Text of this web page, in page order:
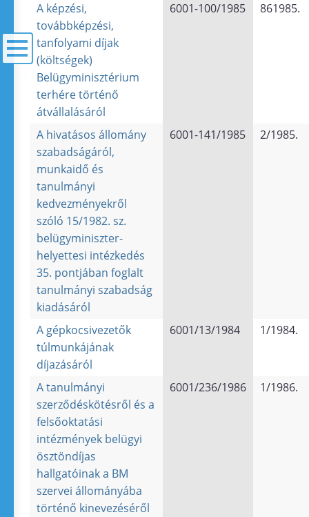
A képzési,
továbbképzési,
tanfolyami díjak
(költségek)
Belügyminisztérium
terhére történő
átvállalásáról
6001-100/1985 861985.
A hivatásos állomány
szabadságáról,
munkaidő és
tanulmányi
kedvezményekről
szóló 15/1982. sz.
belügyminiszter-
helyettesi intézkedés
35. pontjában foglalt
tanulmányi szabadság
kiadásáról
6001-141/1985 2/1985.
A gépkocsivezetők
túlmunkájának
díjazásáról
6001/13/1984 1/1984.
A tanulmányi
szerződéskötésről és a
felsőoktatási
intézmények belügyi
ösztöndíjas
hallgatóinak a BM
szervei állományába
történő kinevezéséről
6001/236/1986 1/1986.